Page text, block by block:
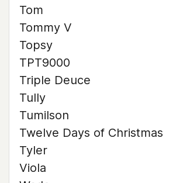
Tom
Tommy V
Topsy
TPT9000
Triple Deuce
Tully
Tumilson
Twelve Days of Christmas
Tyler
Viola